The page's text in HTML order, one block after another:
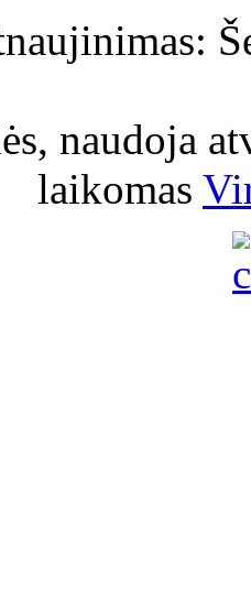
naudoja
laikomas